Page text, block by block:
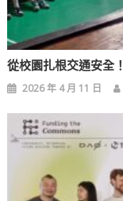
從校園扎根交通安全
2026 年 4 月 11 日